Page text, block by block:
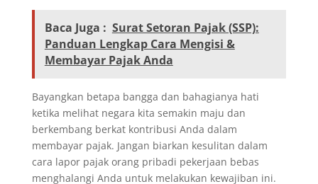
Baca Juga : Surat Setoran Pajak (SSP):
Panduan Lengkap Cara Mengisi &
Membayar Pajak Anda
Bayangkan betapa bangga dan bahagianya hati
ketika melihat negara kita semakin maju dan
berkembang berkat kontribusi Anda dalam
membayar pajak. Jangan biarkan kesulitan dalam
cara lapor pajak orang pribadi pekerjaan bebas
menghalangi Anda untuk melakukan kewajiban ini.